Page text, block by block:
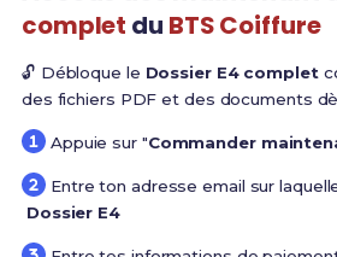
complet du BTS Coiffure
🔓 Débloque le Dossier E4 complet
des fichiers PDF et des documents
Appuie sur "Commander
Entre ton adresse email sur
Dossier E4